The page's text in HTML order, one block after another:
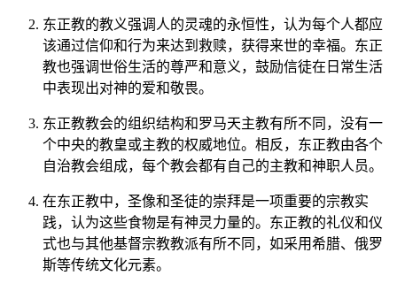
东正教的教义强调人的灵魂的永恒性，认为每个人都应
该通过信仰和行为来达到救赎，获得来世的幸福。东正
教也强调世俗生活的尊严和意义，鼓励信徒在日常生活
中表现出对神的爱和敬畏。
东正教教会的组织结构和罗马天主教有所不同，没有一
个中央的教皇或主教的权威地位。相反，东正教由各个
自治教会组成，每个教会都有自己的主教和神职人员。
在东正教中，圣像和圣徒的崇拜是一项重要的宗教实
践，认为这些食物是有神灵力量的。东正教的礼仪和仪
式也与其他基督宗教教派有所不同，如采用希腊、俄罗
斯等传统文化元素。